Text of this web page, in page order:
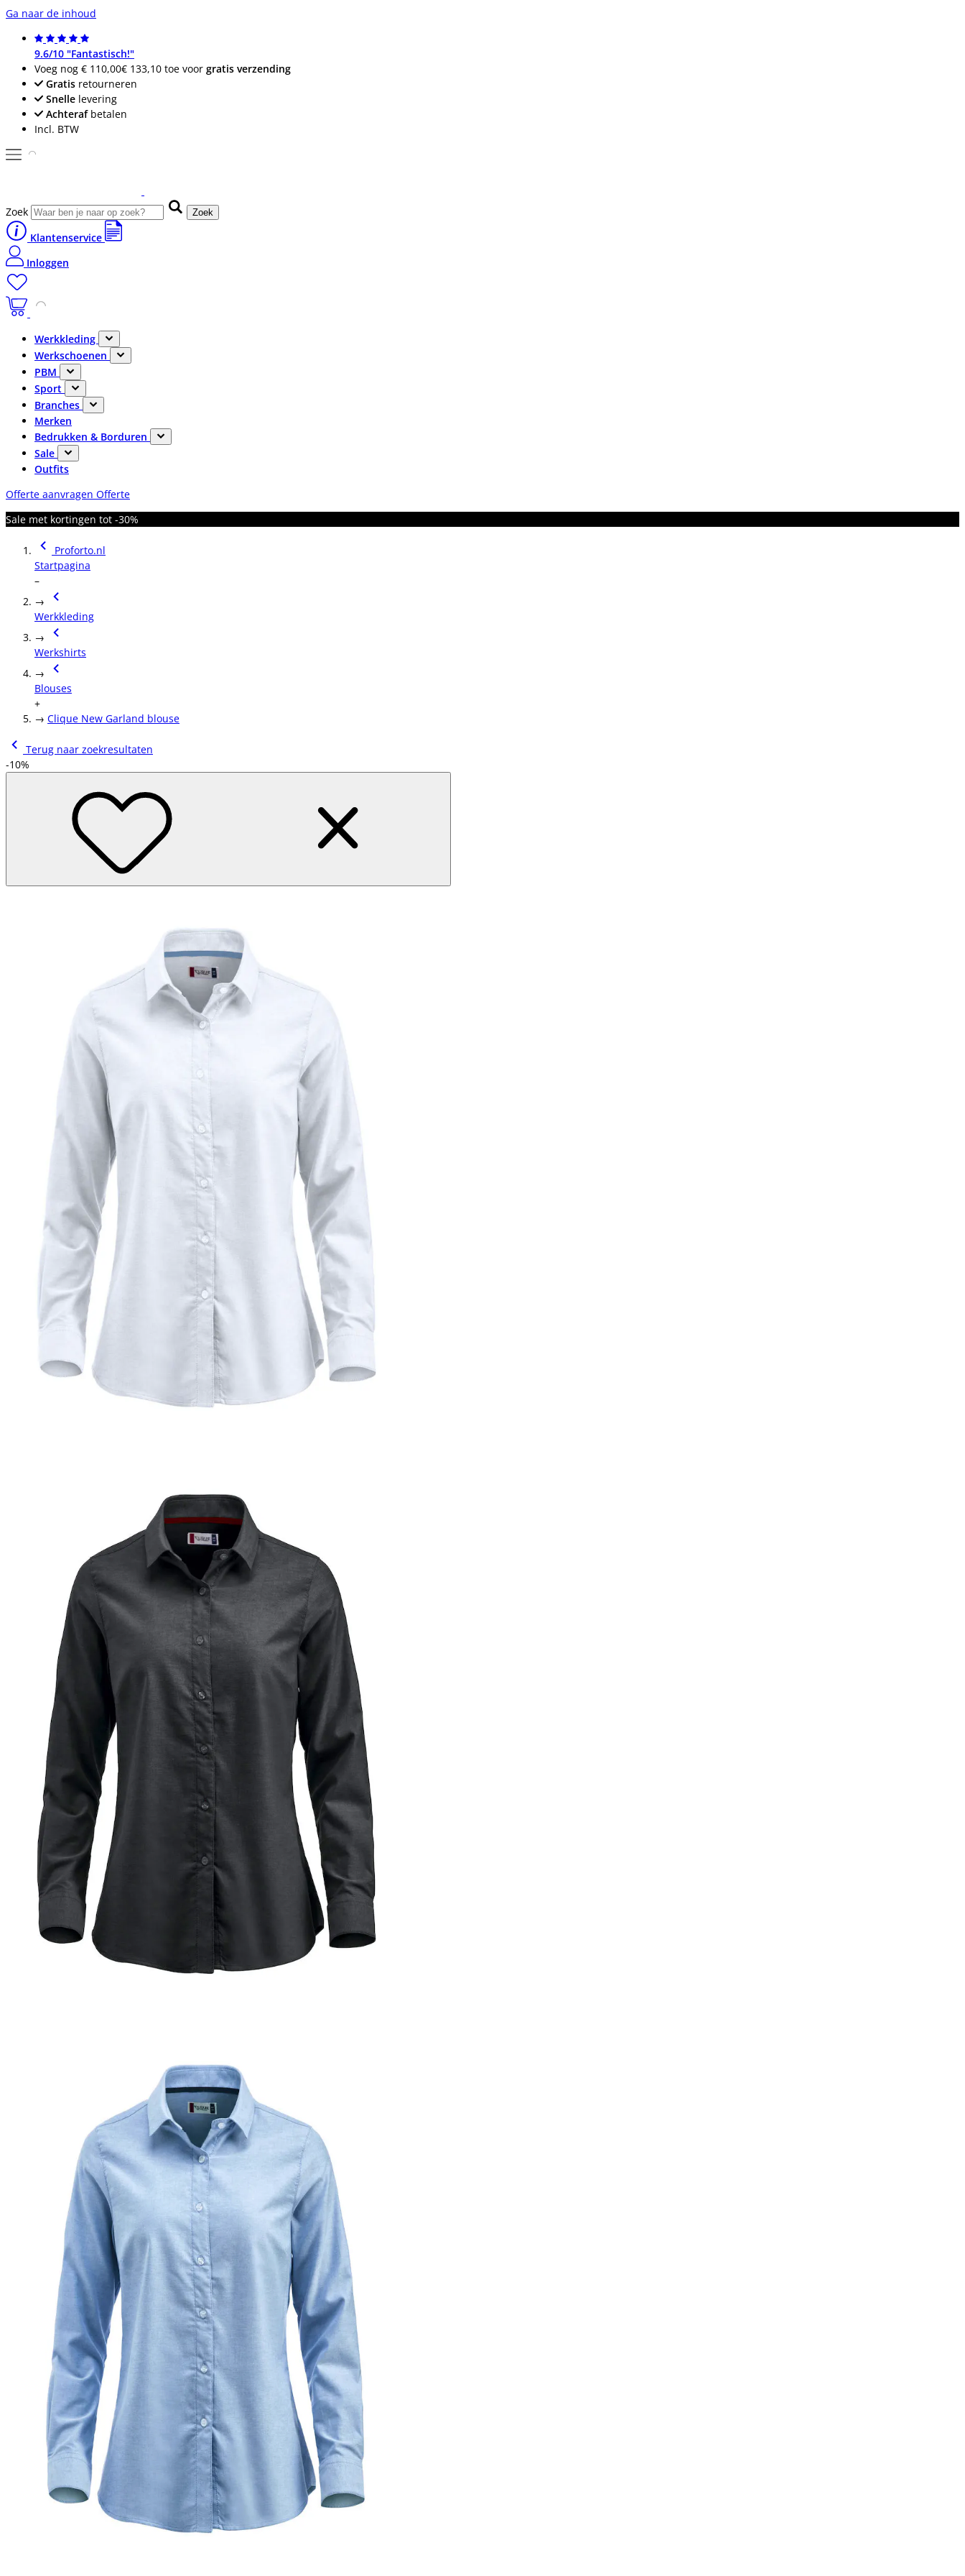
Ga naar de inhoud
9.6/10 "Fantastisch!"
Voeg nog € 110,00€ 133,10 toe voor gratis verzending
Gratis retourneren
Snelle levering
Achterafbetalen
Incl. BTW
Zoek Zoek
Klantenservice
Inloggen
Werkkleding
Werkschoenen
PBM
Sport
Branches
Merken
Bedrukken & Borduren
Sale
Outfits
Offerte aanvragen Offerte
Sale met kortingen tot -30%
Proforto.nl
Startpagina
–
→
Werkkleding
→
Werkshirts
→
Blouses
+
→ Clique New Garland blouse
Terug naar zoekresultaten
-10%